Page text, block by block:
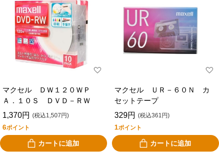
マクセル ＤＷ１２０ＷＰ
Ａ．１０Ｓ ＤＶＤ－ＲＷ
1,370円 (税込1,507円)
6ポイント
カートに追加
マクセル ＵＲ－６０Ｎ カ
セットテープ
329円 (税込361円)
1ポイント
カートに追加